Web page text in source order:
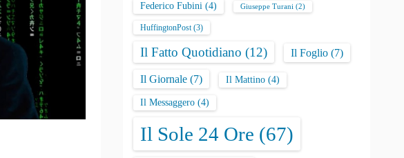
Federico Fubini (4) Giuseppe Turani (2)
HuffingtonPost(3)
Il Fatto Quotidiano (12) Il Foglio (7)
Il Giornale (7) Il Mattino (4)
Il Messaggero (4)
Il Sole 24 Ore (67)